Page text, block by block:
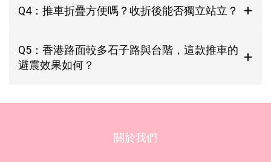
Q4：推車折疊方便嗎？收折後能否獨立站立？
Q5：香港路面較多石子路與台階，這款推車的
避震效果如何？
關於我們